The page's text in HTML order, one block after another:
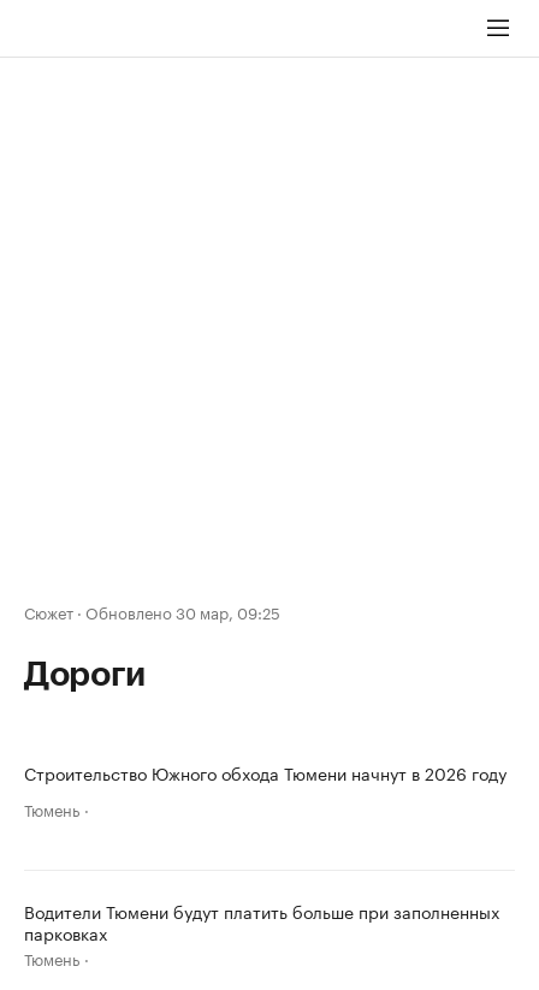
Сюжет · Обновлено 30 мар, 09:25
Дороги
Строительство Южного обхода Тюмени начнут в 2026 году
Тюмень
Водители Тюмени будут платить больше при заполненных
парковках
Тюмень